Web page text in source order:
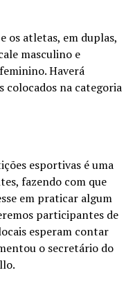
os atletas, em duplas,
masculino e
Haverá
colocados na categoria
esportivas é uma
fazendo com que
em praticar algum
participantes de
esperam contar
o secretário do